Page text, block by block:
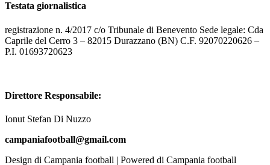
Testata giornalistica
registrazione n. 4/2017 c/o Tribunale di Benevento Sede legale: Cda
Caprile del Cerro 3 – 82015 Durazzano (BN) C.F. 92070220626 –
P.I. 01693720623
Direttore Responsabile:
Ionut Stefan Di Nuzzo
campaniafootball@gmail.com
Design di Campania football | Powered di Campania football